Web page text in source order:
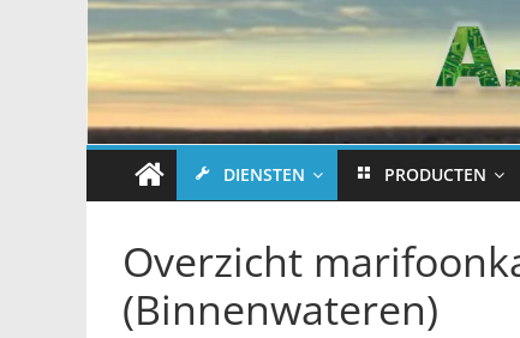
A.
Brand
B.V. DIENSTEN PRODUCTEN
Overzicht
(Binnenwateren)